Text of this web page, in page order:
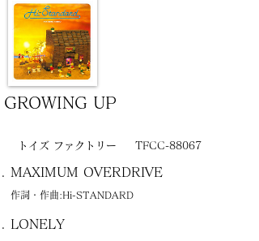
GROWING UP
トイズ ファクトリー TFCC-88067
MAXIMUM OVERDRIVE
作詞・作曲:Hi-STANDARD
LONELY